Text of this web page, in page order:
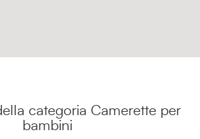
categoria Camerette per
bambini